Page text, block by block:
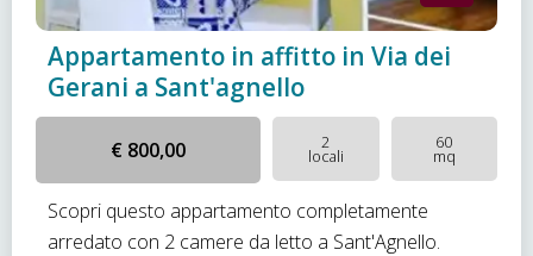
Appartamento in affitto in Via dei
Gerani a Sant'agnello
€ 800,00 2
locali
60
mq
Scopri questo appartamento completamente
arredato con 2 camere da letto a Sant'Agnello.